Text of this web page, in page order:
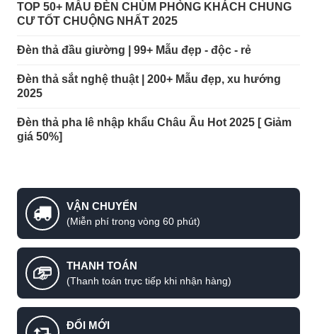
TOP 50+ MẪU ĐÈN CHÙM PHÒNG KHÁCH CHUNG
CƯ TỐT CHUỘNG NHẤT 2025
Đèn thả đầu giường | 99+ Mẫu đẹp - độc - rẻ
Đèn thả sắt nghệ thuật | 200+ Mẫu đẹp, xu hướng
2025
Đèn thả pha lê nhập khẩu Châu Âu Hot 2025 [ Giảm
giá 50%]
VẬN CHUYỂN
(Miễn phí trong vòng 60 phút)
THANH TOÁN
(Thanh toán trực tiếp khi nhận hàng)
ĐỔI MỚI